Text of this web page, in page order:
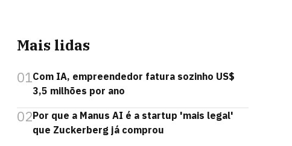
Mais lidas
01Com IA, empreendedor fatura sozinho US$
3,5 milhões por ano
02Por que a Manus AI é a startup 'mais legal'
que Zuckerberg já comprou